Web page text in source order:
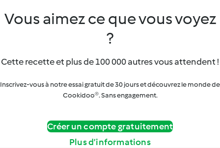
Vous aimez ce que vous voyez
?
Cette recette et plus de 100 000 autres vous attendent !
Inscrivez-vous à notre essai gratuit de 30 jours et découvrez le monde de
Cookidoo®. Sans engagement.
Créer un compte gratuitement
Plus d’informations